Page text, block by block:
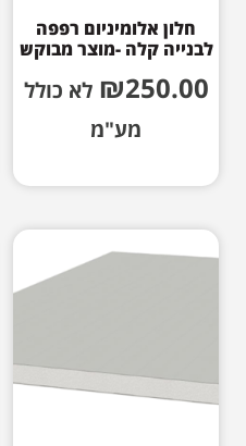
חלון אלומיניום רפפה
לבנייה קלה -מוצר מבוקש
₪250.00
לא כולל
מע"מ